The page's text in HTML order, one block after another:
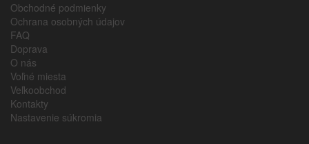
Obchodné podmienky
Ochrana osobných údajov
FAQ
Doprava
O nás
Voľné miesta
Veľkoobchod
Kontakty
Nastavenie súkromia